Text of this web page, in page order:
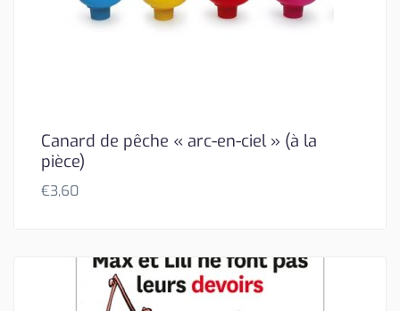
Canard de pêche « arc-en-ciel » (à la
pièce)
€3,60